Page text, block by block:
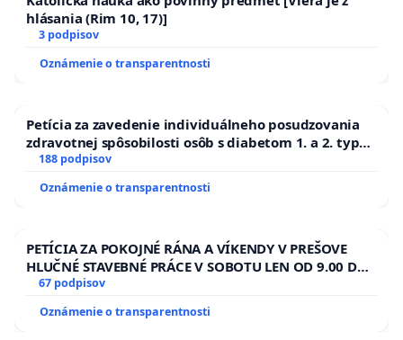
hlásania (Rim 10, 17)]
3 podpisov
Oznámenie o transparentnosti
Petícia za zavedenie individuálneho posudzovania
zdravotnej spôsobilosti osôb s diabetom 1. a 2. typu
pri prijímaní do Policajného zboru SR
188 podpisov
Oznámenie o transparentnosti
PETÍCIA ZA POKOJNÉ RÁNA A VÍKENDY V PREŠOVE
HLUČNÉ STAVEBNÉ PRÁCE V SOBOTU LEN OD 9.00 DO
13.00 HOD., CEZ PRACOVNÝ TÝŽDEŇ CIEĽ 8.00 – 18.00
ĎUMBIERSKEJ/MAGU
67 podpisov
Oznámenie o transparentnosti